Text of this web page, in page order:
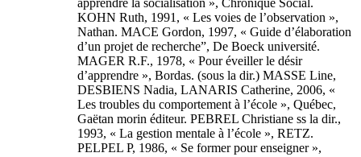
KOHN Ruth, 1991, « Les voies de l’observation »,
Nathan. MACE Gordon, 1997, « Guide d’élaboration
d’un projet de recherche”, De Boeck université.
MAGER R.F., 1978, « Pour éveiller le désir
d’apprendre », Bordas. (sous la dir.) MASSE Line,
DESBIENS Nadia, LANARIS Catherine, 2006, «
Les troubles du comportement à l’école », Québec,
Gaëtan morin éditeur. PEBREL Christiane ss la dir.,
1993, « La gestion mentale à l’école », RETZ.
PELPEL P, 1986, « Se former pour enseigner »,